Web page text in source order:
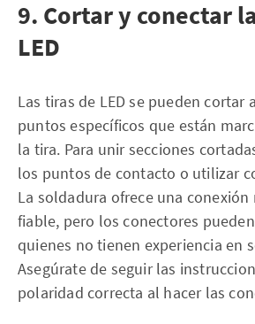
9. Cortar y conectar
LED
Las tiras de LED se pueden cortar
puntos específicos que están
la tira. Para unir secciones
los puntos de contacto o utilizar
La soldadura ofrece una conexión
fiable, pero los conectores
quienes no tienen experiencia en
Asegúrate de seguir las
polaridad correcta al hacer las